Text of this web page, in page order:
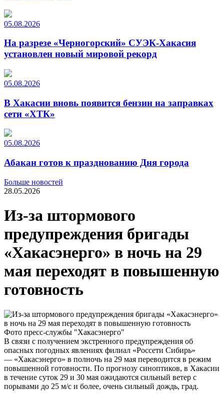
05.08.2026
На разрезе «Черногорский» СУЭК-Хакасия
установлен новый мировой рекорд
05.08.2026
В Хакасии вновь появится бензин на заправках
сети «ХТК»
05.08.2026
Абакан готов к празднованию Дня города
Больше новостей
28.05.2026
Из-за штормового
предупреждения бригады
«Хакасэнерго» в ночь на 29
мая переходят в повышенную
готовность
Фото пресс-службы "Хакасэнерго"
В связи с получением экстренного предупреждения об
опасных погодных явлениях филиал «Россети Сибирь»
— «Хакасэнерго» в полночь на 29 мая переводится в режим
повышенной готовности. По прогнозу синоптиков, в Хакасии
в течение суток 29 и 30 мая ожидаются сильный ветер с
порывами до 25 м/с и более, очень сильный дождь, град.